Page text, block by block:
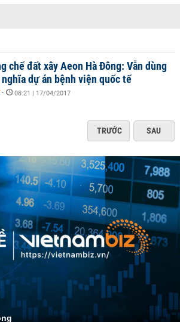
chế đất xây Aeon Hà Đông: Vẫn dùng
nghĩa dự án bệnh viện quốc tế
- 08:21 | 17/04/2017
TRƯỚC SAU